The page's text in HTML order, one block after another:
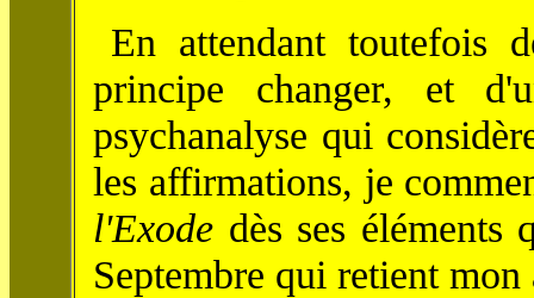
En attendant toutefois
principe changer, et
psychanalyse qui
les affirmations, je
l'Exode dès ses
Septembre qui retient